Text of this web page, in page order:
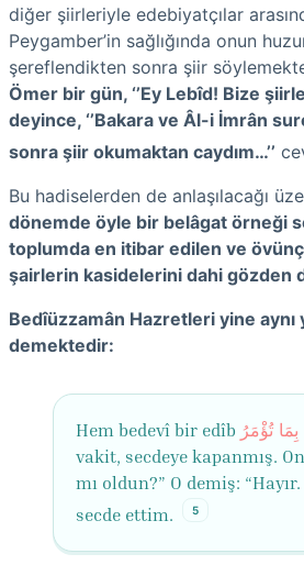
diğer şiirleriyle edebiyatçılar
Peygamber’in sağlığında onun
şereflendikten sonra şiir
Ömer bir gün, ‘’Ey Lebîd! Bize
deyince, ‘’Bakara ve Âl-i İmrân
sonra şiir okumaktan caydım…’’
Bu hadiselerden de anlaşılacağı
dönemde öyle bir belâgat örneği
toplumda en itibar edilen ve övünç
şairlerin kasidelerini dahi gözden
Bedîüzzamân Hazretleri yine aynı
demektedir:
Hem bedevî bir edîb
vakit, secdeye kapanmış.
mı oldun?” O demiş:
secde ettim.
5